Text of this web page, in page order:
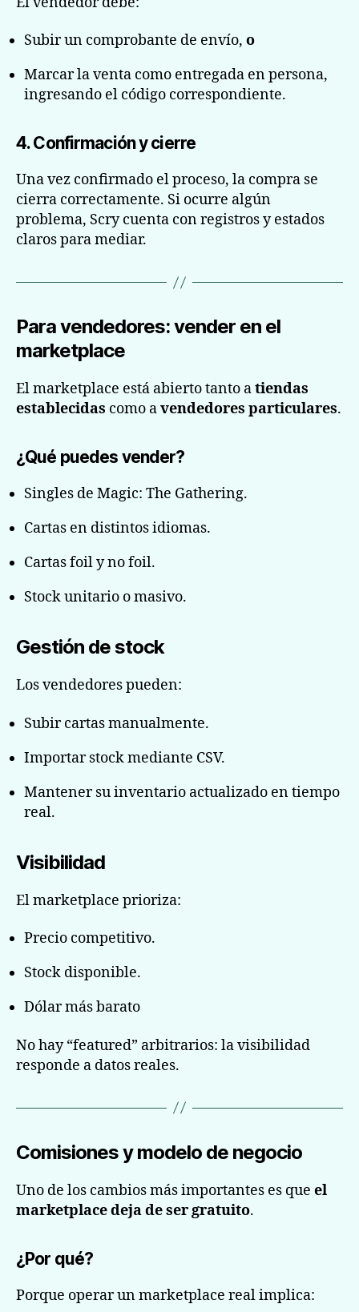
Subir un comprobante de envío, o
Marcar la venta como entregada en persona,
ingresando el código correspondiente.
4. Confirmación y cierre
Una vez confirmado el proceso, la compra se
cierra correctamente. Si ocurre algún
problema, Scry cuenta con registros y estados
claros para mediar.
Para vendedores: vender en el
marketplace
El marketplace está abierto tanto atiendas
establecidas como avendedores particulares.
¿Qué puedes vender?
Singles de Magic: The Gathering.
Cartas en distintos idiomas.
Cartas foil y no foil.
Stock unitario o masivo.
Gestión de stock
Los vendedores pueden:
Subir cartas manualmente.
Importar stock mediante CSV.
Mantener su inventario actualizado en tiempo
real.
Visibilidad
El marketplace prioriza:
Precio competitivo.
Stock disponible.
Dólar más barato
No hay “featured” arbitrarios: la visibilidad
responde a datos reales.
Comisiones y modelo de negocio
Uno de los cambios más importantes es que el
marketplace deja de ser gratuito.
¿Por qué?
Porque operar un marketplace real implica: